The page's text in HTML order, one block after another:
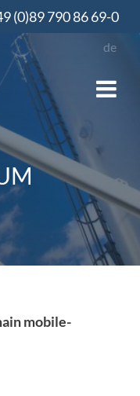
(0)89 790 86 69-0
de
mobile-